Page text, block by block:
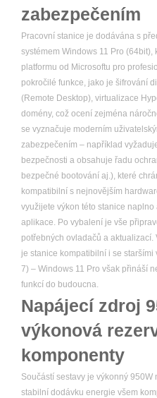
zabezpečením
Pracovní stanice je dodávána s
systémem Windows 11 Pro
platformu od Microsoftu pro
pokročilé funkce, jako je šifrování
(Remote Desktop), virtualizace
domény, což ocení zejména
se vyznačuje moderním
zabezpečením – například
bezpečnosti a obsahuje řadu
bezpečné bootování aj.), které
kompatibilní s nejnovějším
využijete výkon této stanice
aplikace. Po vybalení je vše
potřebných ovladačů a
je stanice kompatibilní i se
7) – Windows 11 Pro však přináší
funkcí do budoucna.
Napájecí zdroj
výkonová
komponenty
Součástí sestavy je výkonný
stabilní dodávku energie všem